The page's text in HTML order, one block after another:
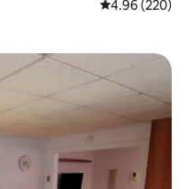
Calificación
4.96 (220)